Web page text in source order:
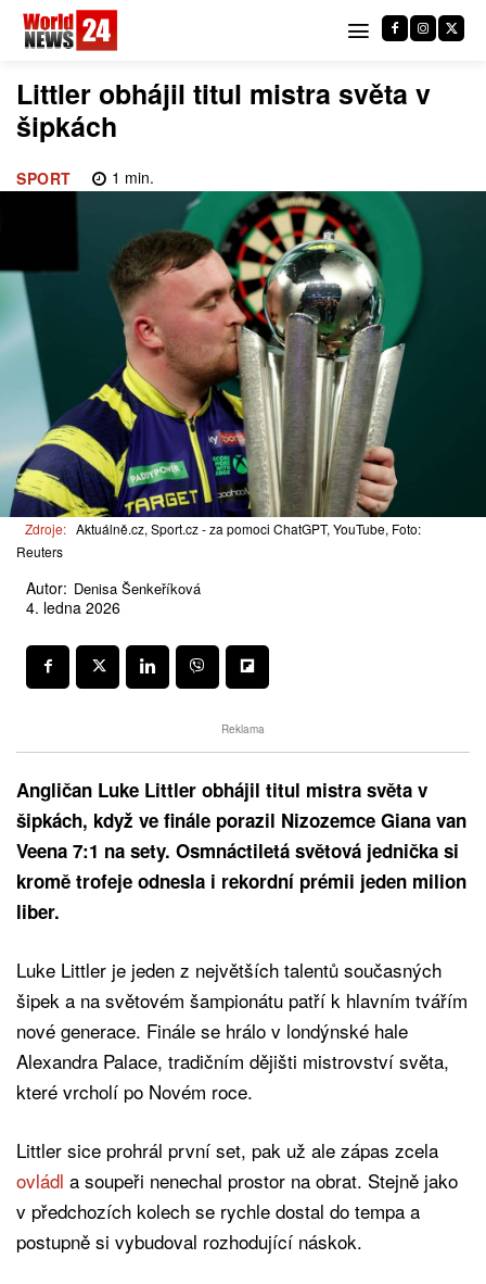
Littler obhájil titul mistra světa v
šipkách
SPORT 1 min.
Zdroje: Aktuálně.cz, Sport.cz - za pomoci ChatGPT, YouTube, Foto:
Reuters
Autor: Denisa Šenkeříková
4. ledna 2026
Reklama
Angličan Luke Littler obhájil titul mistra světa v
šipkách, když ve finále porazil Nizozemce Giana van
Veena 7:1 na sety. Osmnáctiletá světová jednička si
kromě trofeje odnesla i rekordní prémii jeden milion
liber.
Luke Littler je jeden z největších talentů současných
šipek a na světovém šampionátu patří k hlavním tvářím
nové generace. Finále se hrálo v londýnské hale
Alexandra Palace, tradičním dějišti mistrovství světa,
které vrcholí po Novém roce.
Littler sice prohrál první set, pak už ale zápas zcela
ovládl a soupeři nenechal prostor na obrat. Stejně jako
v předchozích kolech se rychle dostal do tempa a
postupně si vybudoval rozhodující náskok.